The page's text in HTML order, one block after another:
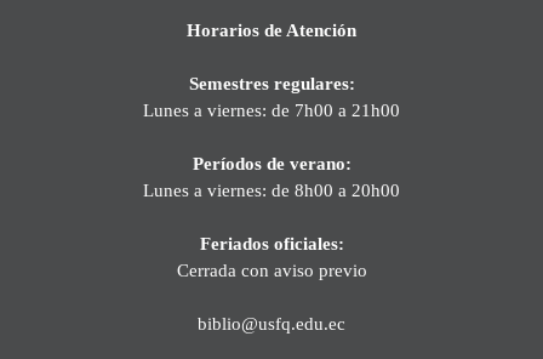
Horarios de Atención
Semestres regulares:
Lunes a viernes: de 7h00 a 21h00
Períodos de verano:
Lunes a viernes: de 8h00 a 20h00
Feriados oficiales:
Cerrada con aviso previo
biblio@usfq.edu.ec